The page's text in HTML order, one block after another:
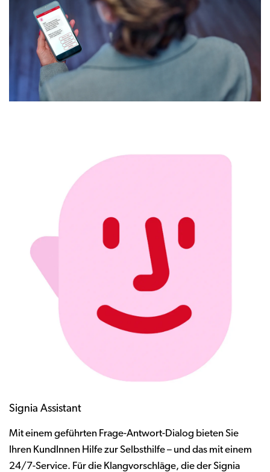
Signia Assistant
Mit einem geführten Frage-Antwort-Dialog bieten Sie
Ihren KundInnen Hilfe zur Selbsthilfe – und das mit einem
24/7-Service. Für die Klangvorschläge, die der Signia